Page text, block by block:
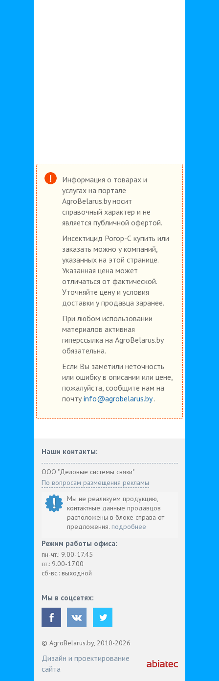
Информация о товарах и
услугах на портале
AgroBelarus.by носит
справочный характер и не
является публичной офертой.
Инсектицид Рогор-С купить или
заказать можно у компаний,
указанных на этой странице.
Указанная цена может
отличаться от фактической.
Уточняйте цену и условия
доставки у продавца заранее.
При любом использовании
материалов активная
гиперссылка на AgroBelarus.by
обязательна.
Если Вы заметили неточность
или ошибку в описании или цене,
пожалуйста, сообщите нам на
почту info@agrobelarus.by.
Наши контакты:
ООО "Деловые системы связи"
По вопросам размещения рекламы
Мы не реализуем продукцию,
контактные данные продавцов
расположены в блоке справа от
предложения. подробнее
Режим работы офиса:
пн-чт.: 9.00-17.45
пт.: 9.00-17.00
сб-вс.: выходной
Мы в соцсетях:
© AgroBelarus.by, 2010-2026
Дизайн и проектирование
сайта